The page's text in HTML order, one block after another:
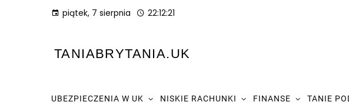
piątek, 7 sierpnia 22:12:22
TANIABRYTANIA.UK
UBEZPIECZENIA W UK NISKIE RACHUNKI FINANSE TANIE